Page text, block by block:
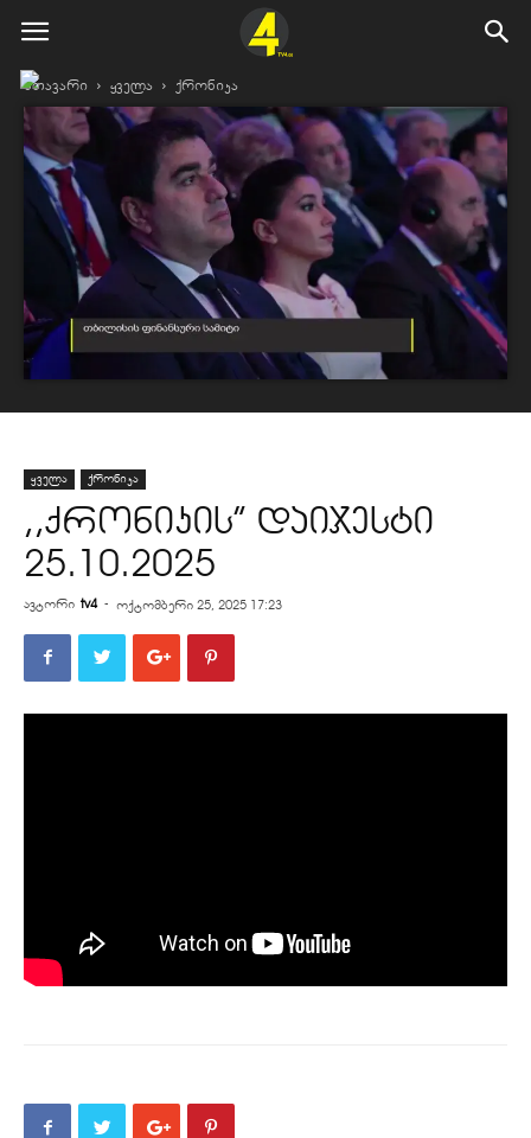
მთავარი ყველა ქრონიკა
ყველა ქრონიკა
,,ქრონიკის” დაიჯესტი
25.10.2025
ავტორი tv4 - ოქტომბერი 25, 2025 17:23